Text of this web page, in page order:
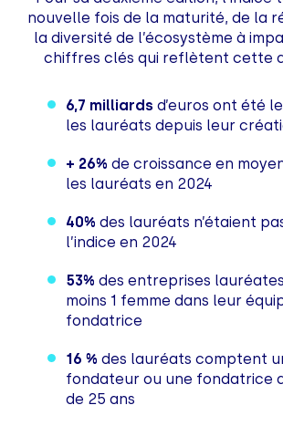
nouvelle fois de la maturité, de la
la diversité de l’écosystème à
chiffres clés qui reflètent cette
6,7 milliardsd’euros ont été
les lauréats depuis leur
+ 26%de croissance en
les lauréats en 2024
40% des lauréats n’étaient
l’indice en 2024
53% des entreprises
moins 1 femme dans leur
fondatrice
16 % des lauréats comptent
fondateur ou une fondatrice
de 25 ans